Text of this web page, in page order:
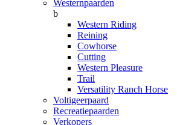
Westernpaarden
b
Western Riding
Reining
Cowhorse
Cutting
Western Pleasure
Trail
Versatility Ranch Horse
Voltigeerpaard
Recreatiepaarden
Verkopers